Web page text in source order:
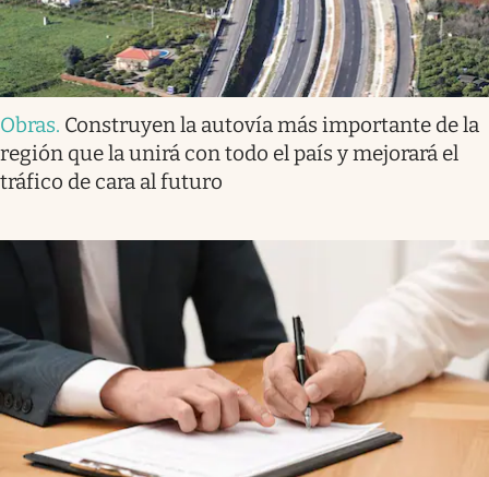
Obras. Construyen la autovía más importante de la
región que la unirá con todo el país y mejorará el
tráfico de cara al futuro